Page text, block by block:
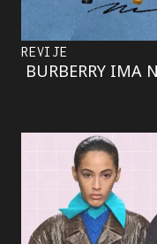
REVIJE
BURBERRY IMA